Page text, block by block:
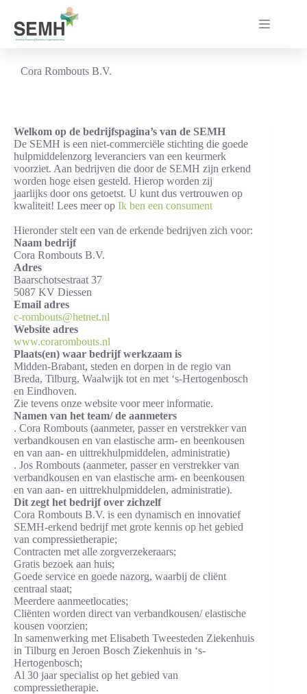
inhoud
Cora Rombouts B.V.
Welkom op de bedrijfspagina’s van de SEMH
De SEMH is een niet-commerciële stichting die goede
hulpmiddelenzorg leveranciers van een keurmerk
voorziet. Aan bedrijven die door de SEMH zijn erkend
worden hoge eisen gesteld. Hierop worden zij
jaarlijks door ons getoetst. U kunt dus vertrouwen op
kwaliteit! Lees meer op Ik ben een consument
Hieronder stelt een van de erkende bedrijven zich voor:
Naam bedrijf
Cora Rombouts B.V.
Adres
Baarschotsestraat 37
5087 KV Diessen
Email adres
c-rombouts@hetnet.nl
Website adres
www.corarombouts.nl
Plaats(en) waar bedrijf werkzaam is
Midden-Brabant, steden en dorpen in de regio van
Breda, Tilburg, Waalwijk tot en met ‘s-Hertogenbosch
en Eindhoven.
Zie tevens onze website voor meer informatie.
Namen van het team/ de aanmeters
. Cora Rombouts (aanmeter, passer en verstrekker van
verbandkousen en van elastische arm- en beenkousen
en van aan- en uittrekhulpmiddelen, administratie)
. Jos Rombouts (aanmeter, passer en verstrekker van
verbandkousen en van elastische arm- en beenkousen
en van aan- en uittrekhulpmiddelen, administratie).
Dit zegt het bedrijf over zichzelf
Cora Rombouts B.V. is een dynamisch en innovatief
SEMH-erkend bedrijf met grote kennis op het gebied
van compressietherapie;
Contracten met alle zorgverzekeraars;
Gratis bezoek aan huis;
Goede service en goede nazorg, waarbij de cliënt
centraal staat;
Meerdere aanmeetlocaties;
Cliënten worden direct van verbandkousen/ elastische
kousen voorzien;
In samenwerking met Elisabeth Tweesteden Ziekenhuis
in Tilburg en Jeroen Bosch Ziekenhuis in ‘s-
Hertogenbosch;
Al 30 jaar specialist op het gebied van
compressietherapie.